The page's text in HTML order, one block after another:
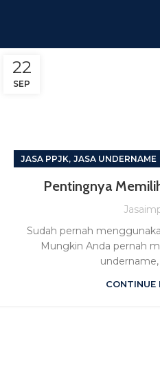
22
SEP
JASA PPJK, JASA UNDERNAME
Pentingnya
Sudah pernah
Mungkin Anda pernah
CONTINUE